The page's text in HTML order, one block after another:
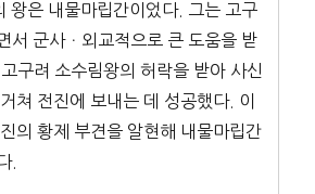
왕은 내물마립간이었다. 그는 고구
서 군사ㆍ외교적으로 큰 도움을 받
구려 소수림왕의 허락을 받아 사신
쳐 전진에 보내는 데 성공했다. 이
의 황제 부견을 알현해 내물마립간
.